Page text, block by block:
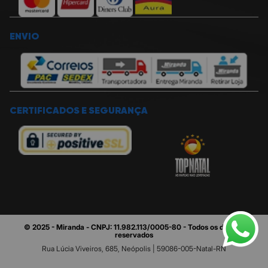
ENVIO
CERTIFICADOS E SEGURANÇA
© 2025 - Miranda - CNPJ: 11.982.113/0005-80 - Todos os direitos
reservados
Rua Lúcia Viveiros, 685, Neópolis | 59086-005-Natal-RN